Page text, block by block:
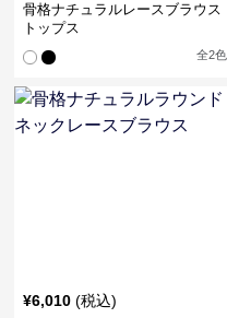
骨格ナチュラルレースブラウス
トップス
全2色
¥6,010 (税込)